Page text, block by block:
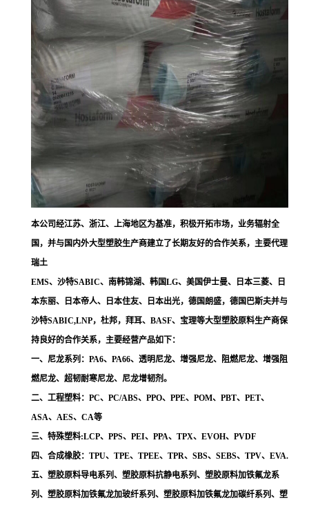
本公司经江苏、浙江、上海地区为基准，积极开拓市场，业务辐射全
国，并与国内外大型塑胶生产商建立了长期友好的合作关系，主要代理
瑞土
EMS、沙特SABIC、南韩锦湖、韩国LG、美国伊士曼、日本三菱、日
本东丽、日本帝人、日本住友、日本出光，德国朗盛，德国巴斯夫并与
沙特SABIC,LNP，杜邦，拜耳、BASF、宝理等大型塑胶原料生产商保
持良好的合作关系，主要经营产品如下：
一、尼龙系列：PA6、PA66、透明尼龙、增强尼龙、阻燃尼龙、增强阻
燃尼龙、超韧耐寒尼龙、尼龙增韧剂。
二、工程塑料：PC、PC/ABS、PPO、PPE、POM、PBT、PET、
ASA、AES、CA等
三、特殊塑料:LCP、PPS、PEI、PPA、TPX、EVOH、PVDF
四、合成橡胶：TPU、TPE、TPEE、TPR、SBS、SEBS、TPV、EVA.
五、塑胶原料导电系列、塑胶原料抗静电系列、塑胶原料加铁氟龙系
列、塑胶原料加铁氟龙加玻纤系列、塑胶原料加铁氟龙加碳纤系列、塑